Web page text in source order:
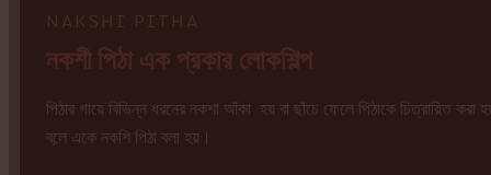
NAKSHI PITHA
নকশী পিঠা এক প্রকার লোকশিল্প
পিঠার গায়ে বিভিন্ন ধরনের নকশা আঁকা হয় বা ছাঁচে ফেলে পিঠাকে চিত্রায়িত করা
বলে় একে নকশি পিঠা বলা হয়।